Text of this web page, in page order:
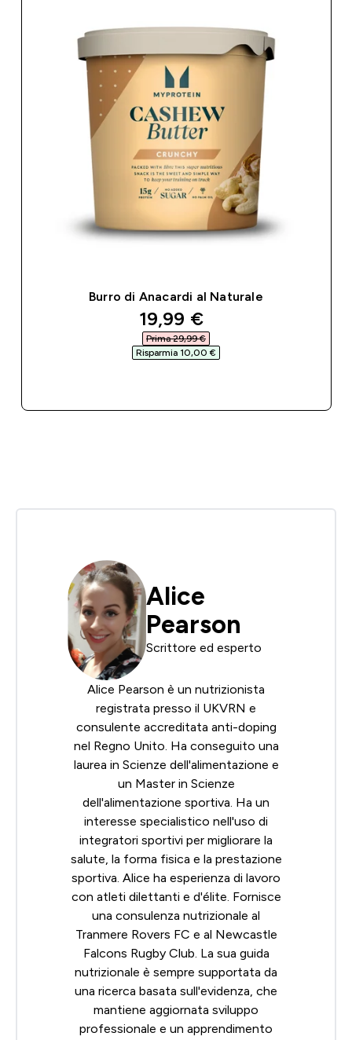
Burro di Anacardi al Naturale
discounted price
19,99 €‎
Prima 29,99 €‎
Risparmia 10,00 €‎
Alice
Pearson
Scrittore ed esperto
Alice Pearson è un nutrizionista
registrata presso il UKVRN e
consulente accreditata anti-doping
nel Regno Unito. Ha conseguito una
laurea in Scienze dell'alimentazione e
un Master in Scienze
dell'alimentazione sportiva. Ha un
interesse specialistico nell'uso di
integratori sportivi per migliorare la
salute, la forma fisica e la prestazione
sportiva. Alice ha esperienza di lavoro
con atleti dilettanti e d'élite. Fornisce
una consulenza nutrizionale al
Tranmere Rovers FC e al Newcastle
Falcons Rugby Club. La sua guida
nutrizionale è sempre supportata da
una ricerca basata sull'evidenza, che
mantiene aggiornata sviluppo
professionale e un apprendimento